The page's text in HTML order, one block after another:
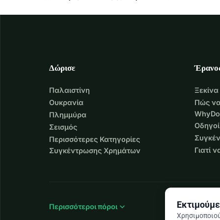
Δώρισε
Παλαιστίνη
Ουκρανία
Πλημμύρα
Σεισμός
Περισσότερες Κατηγορίες
Συγκέντρωσης Χρημάτων
Πώς να
Γιατί
Περισσότεροι πόροιexpand_more